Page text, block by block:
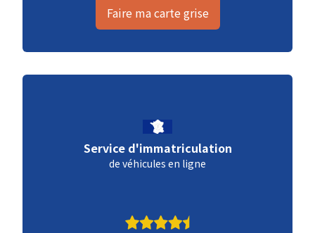
Faire ma carte grise
Service d'immatriculation
de véhicules en ligne